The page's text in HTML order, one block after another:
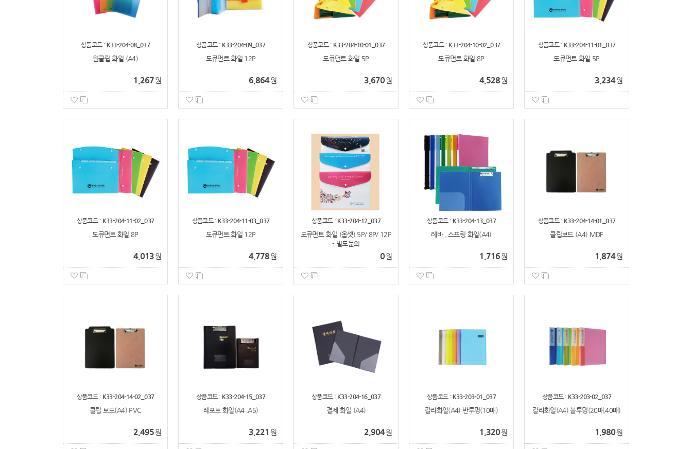
상품코드 : K33-204-08_037
원클립 화일 (A4)
1,267원
상품코드 : K33-204-09_037
도큐먼트 화일 12P
6,864원
상품코드 : K33-204-10-01_037
도큐먼트 화일 5P
3,670원
상품코드 : K33-204-10-02_037
도큐먼트 화일 8P
4,528원
상품코드 : K33-204-11-01_037
도큐먼트 화일 5P
3,234원
상품코드 : K33-204-11-02_037
도큐먼트 화일 8P
4,013원
상품코드 : K33-204-11-03_037
도큐먼트 화일 12P
4,778원
상품코드 : K33-204-12_037
도큐먼트 화일 (옵셋) 5P/ 8P/ 12P
- 별도문의
0원
상품코드 : K33-204-13_037
레바 , 스프링 화일(A4)
1,716원
상품코드 : K33-204-14-01_037
클립보드 (A4) MDF
1,874원
상품코드 : K33-204-14-02_037
클립 보드(A4) PVC
2,495원
상품코드 : K33-204-15_037
레포트 화일(A4 ,A5)
3,221 원
상품코드 : K33-204-16_037
결제 화일 (A4)
2,904원
상품코드 : K33-203-01_037
칼라화일(A4) 반투명(10매)
1,320원
상품코드 : K33-203-02_037
칼라화일(A4) 불투명(20매,40매)
1,980원